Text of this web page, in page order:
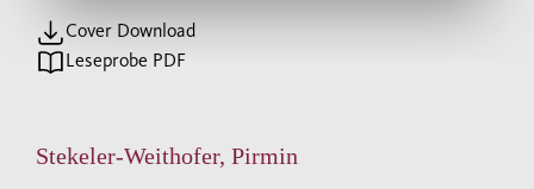
Cover Download
Leseprobe PDF
Stekeler-Weithofer, Pirmin